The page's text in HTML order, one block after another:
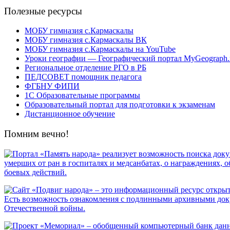
Полезные ресурсы
МОБУ гимназия с.Кармаскалы
МОБУ гимназия с.Кармаскалы ВК
МОБУ гимназия с.Кармаскалы на YouTube
Уроки географии — Географический портал
Региональное отделение РГО в РБ
ПЕДСОВЕТ помощник педагога
ФГБНУ ФИПИ
1С Образовательные программы
Образовательный портал для подготовки к экзаменам
Дистанционное обучение
Помним вечно!